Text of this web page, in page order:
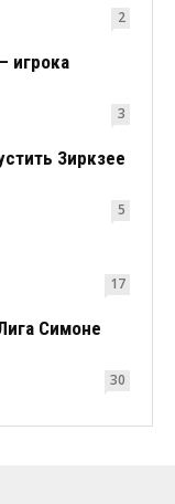
2
игрока
3
Зиркзее
5
17
Симоне
30